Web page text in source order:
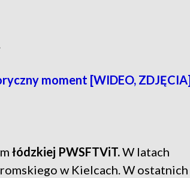
moment [WIDEO, ZDJĘCIA]
łódzkiej PWSFTViT.W latach
w Kielcach. W ostatnich